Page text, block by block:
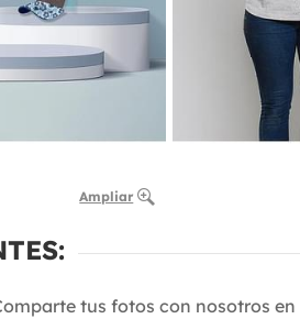
Ampliar
tus fotos con nosotros en